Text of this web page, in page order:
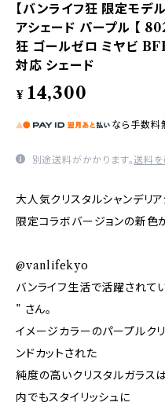
【バンライフ狂 限定モデ
アシェード パープル 【
狂 ゴールゼロ ミヤビ
対応 シェード
¥ 14,300
なら 手数料
別途送料がかかります。送料を
大人気クリスタルシャンデリ
限定コラボバージョンの新色
@vanlifekyo
バンライフ生活で活躍され
” さん。
イメージカラーのパープルク
ンドカットされた
純度の高いクリスタルガラス
内でもスタイリッシュに